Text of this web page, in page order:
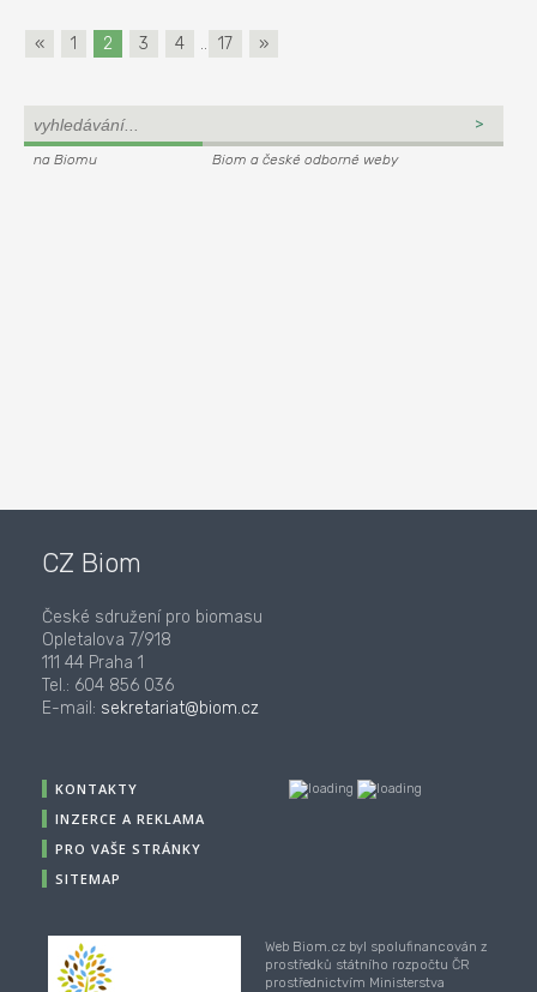
« 1 2 3 4 .. 17 »
na Biomu Biom a české odborné weby
CZ Biom
České sdružení pro biomasu
Opletalova 7/918
111 44 Praha 1
Tel.: 604 856 036
E-mail: sekretariat@biom.cz
KONTAKTY
INZERCE A REKLAMA
PRO VAŠE STRÁNKY
SITEMAP
Web Biom.cz byl spolufinancován z
prostředků státního rozpočtu ČR
prostřednictvím Ministerstva